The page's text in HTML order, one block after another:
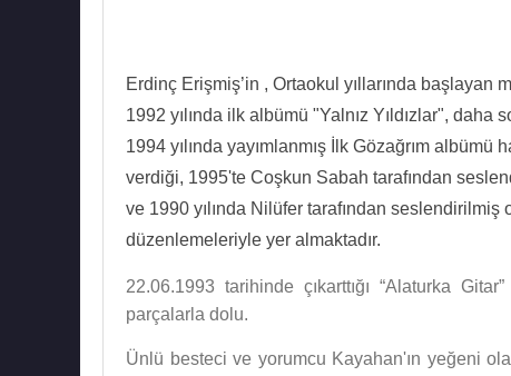
Erdinç Erişmiş’in , Ortaokul yıllarında başlayan
1992 yılında ilk albümü "Yalnız Yıldızlar",
1994 yılında yayımlanmış İlk Gözağrım albümü
verdiği, 1995'te Coşkun Sabah tarafından
ve 1990 yılında Nilüfer tarafından
düzenlemeleriyle yer almaktadır.
22.06.1993 tarihinde çıkarttığı “Alaturka
parçalarla dolu.
Ünlü besteci ve yorumcu Kayahan'ın yeğeni